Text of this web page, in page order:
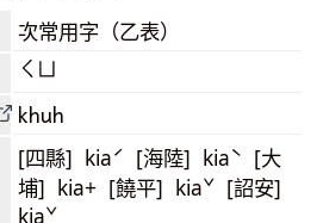
次常用字（乙表）
ㄑㄩ
khuh
[四縣] kiaˊ [海陸] kiaˋ [大
埔] kia+ [饒平] kiaˇ [詔安]
kiaˇ